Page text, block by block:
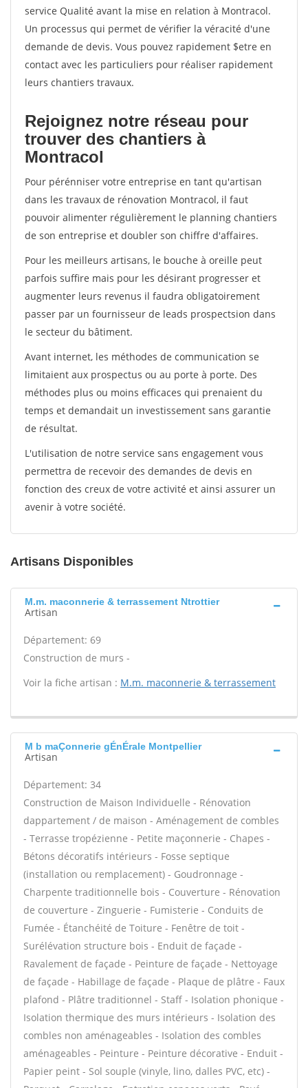
service Qualité avant la mise en relation à Montracol.
Un processus qui permet de vérifier la véracité d'une
demande de devis. Vous pouvez rapidement $etre en
contact avec les particuliers pour réaliser rapidement
leurs chantiers travaux.
Rejoignez notre réseau pour
trouver des chantiers à
Montracol
Pour pérénniser votre entreprise en tant qu'artisan
dans les travaux de rénovation Montracol, il faut
pouvoir alimenter régulièrement le planning chantiers
de son entreprise et doubler son chiffre d'affaires.
Pour les meilleurs artisans, le bouche à oreille peut
parfois suffire mais pour les désirant progresser et
augmenter leurs revenus il faudra obligatoirement
passer par un fournisseur de leads prospectsion dans
le secteur du bâtiment.
Avant internet, les méthodes de communication se
limitaient aux prospectus ou au porte à porte. Des
méthodes plus ou moins efficaces qui prenaient du
temps et demandait un investissement sans garantie
de résultat.
L'utilisation de notre service sans engagement vous
permettra de recevoir des demandes de devis en
fonction des creux de votre activité et ainsi assurer un
avenir à votre société.
Artisans Disponibles
M.m. maconnerie & terrassement Ntrottier
Artisan
Département: 69
Construction de murs -
Voir la fiche artisan : M.m. maconnerie & terrassement
M b maÇonnerie gÉnÉrale Montpellier
Artisan
Département: 34
Construction de Maison Individuelle - Rénovation
dappartement / de maison - Aménagement de combles
- Terrasse tropézienne - Petite maçonnerie - Chapes -
Bétons décoratifs intérieurs - Fosse septique
(installation ou remplacement) - Goudronnage -
Charpente traditionnelle bois - Couverture - Rénovation
de couverture - Zinguerie - Fumisterie - Conduits de
Fumée - Étanchéité de Toiture - Fenêtre de toit -
Surélévation structure bois - Enduit de façade -
Ravalement de façade - Peinture de façade - Nettoyage
de façade - Habillage de façade - Plaque de plâtre - Faux
plafond - Plâtre traditionnel - Staff - Isolation phonique -
Isolation thermique des murs intérieurs - Isolation des
combles non aménageables - Isolation des combles
aménageables - Peinture - Peinture décorative - Enduit -
Papier peint - Sol souple (vinyle, lino, dalles PVC, etc) -